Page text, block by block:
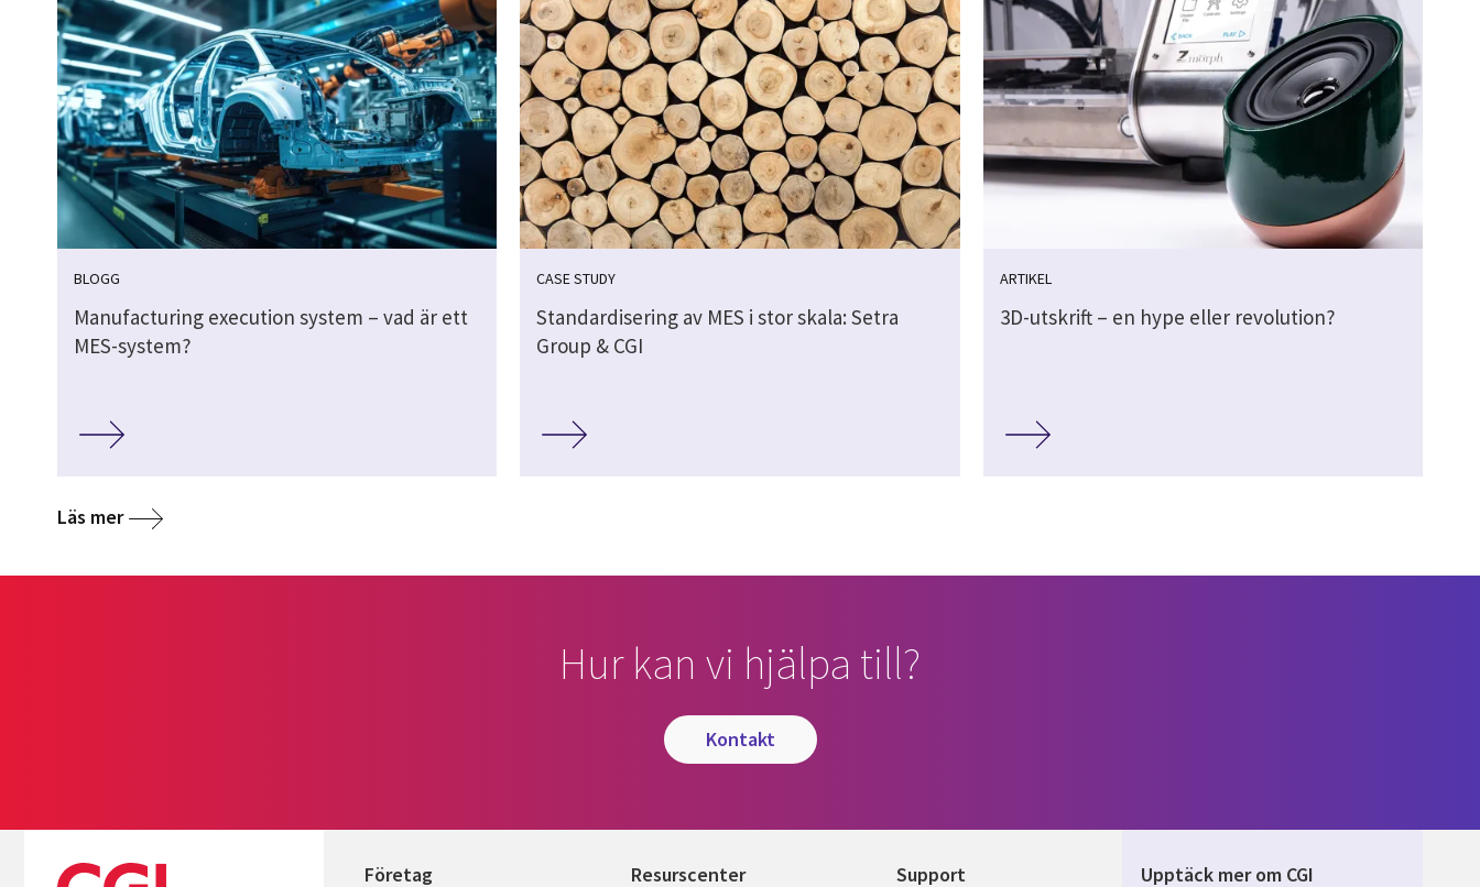
BLOGG
Manufacturing execution system – vad är ett
MES-system?
CASE STUDY
Standardisering av MES i stor skala: Setra
Group & CGI
ARTIKEL
3D-utskrift – en hype eller revolution?
Läs mer
Hur kan vi hjälpa till?
kontakt
Företag Resurscenter Support Upptäck mer om CGI